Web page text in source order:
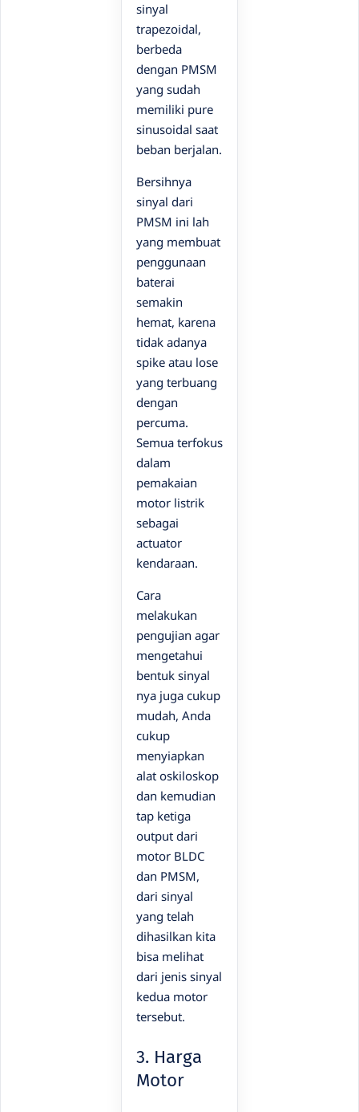
sinyal
trapezoidal,
berbeda
dengan PMSM
yang sudah
memiliki pure
sinusoidal saat
beban berjalan.
Bersihnya
sinyal dari
PMSM ini lah
yang membuat
penggunaan
baterai
semakin
hemat, karena
tidak adanya
spike atau lose
yang terbuang
dengan
percuma.
Semua terfokus
dalam
pemakaian
motor listrik
sebagai
actuator
kendaraan.
Cara
melakukan
pengujian agar
mengetahui
bentuk sinyal
nya juga cukup
mudah, Anda
cukup
menyiapkan
alat oskiloskop
dan kemudian
tap ketiga
output dari
motor BLDC
dan PMSM,
dari sinyal
yang telah
dihasilkan kita
bisa melihat
dari jenis sinyal
kedua motor
tersebut.
3. Harga
Motor